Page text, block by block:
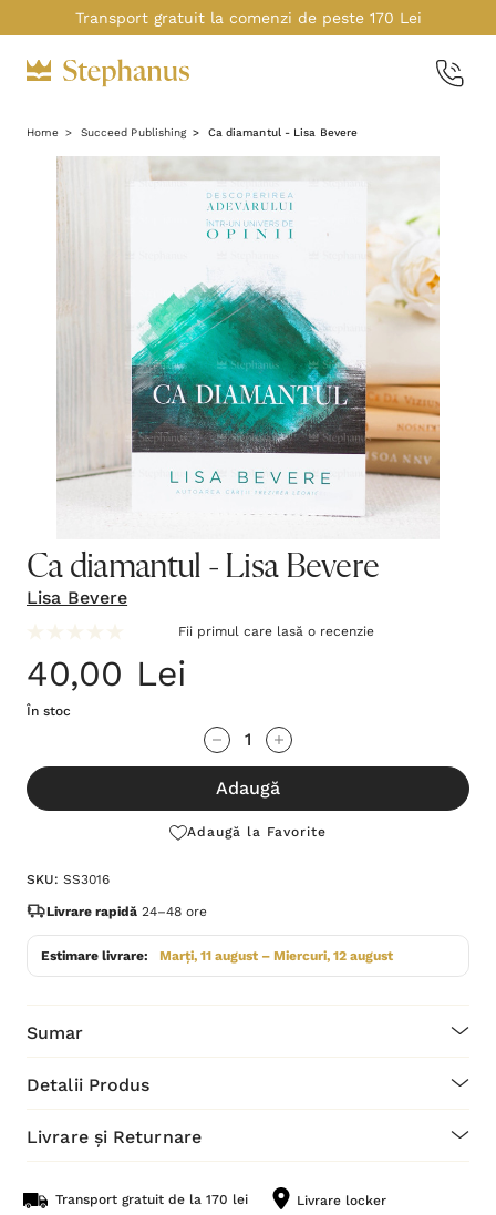
Transport gratuit la comenzi de peste 170 Lei
Home Succeed Publishing Ca diamantul - Lisa Bevere
Ca diamantul - Lisa Bevere
Lisa Bevere
Fii primul care lasă o recenzie
40,00 Lei
În stoc
te!
Stocul
Adaugă
Adaugă la Favorite
SKU: SS3016
Livrare rapidă 24–48 ore
Estimare livrare: Marți, 11 august – Miercuri, 12 august
Sumar
Detalii Produs
Livrare și Returnare
Transport gratuit de la 170 lei Livrare locker